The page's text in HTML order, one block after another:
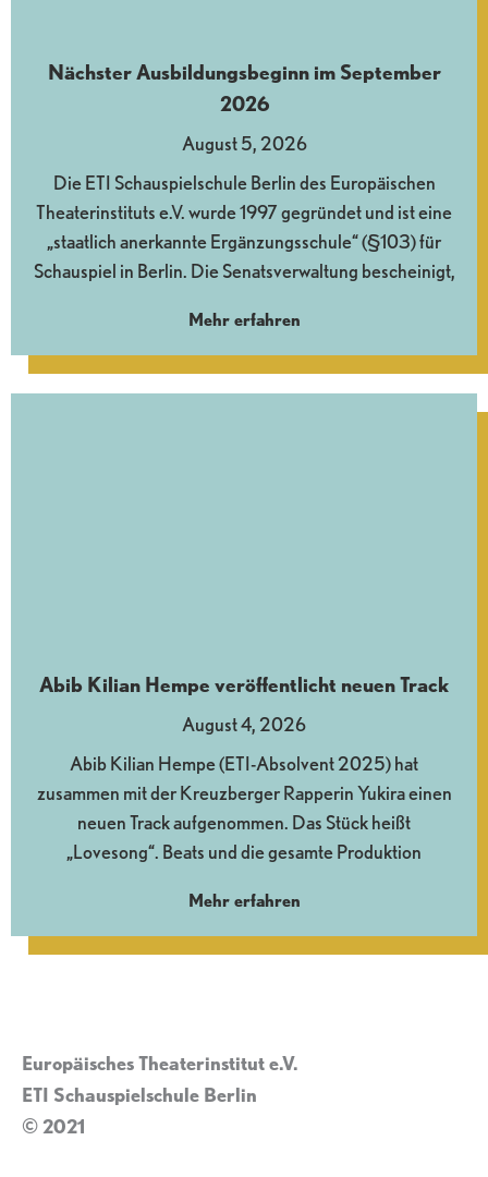
Nächster Ausbildungsbeginn im September
2026
August 5, 2026
Die ETI Schauspielschule Berlin des Europäischen
Theaterinstituts e.V. wurde 1997 gegründet und ist eine
„staatlich anerkannte Ergänzungsschule“ (§103) für
Schauspiel in Berlin. Die Senatsverwaltung bescheinigt,
Mehr erfahren
Abib Kilian Hempe veröffentlicht neuen Track
August 4, 2026
Abib Kilian Hempe (ETI-Absolvent 2025) hat
zusammen mit der Kreuzberger Rapperin Yukira einen
neuen Track aufgenommen. Das Stück heißt
„Lovesong“. Beats und die gesamte Produktion
Mehr erfahren
Europäisches Theaterinstitut e.V.
ETI Schauspielschule Berlin
© 2021